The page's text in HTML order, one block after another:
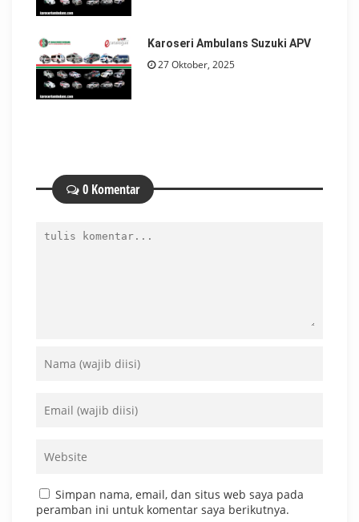
Karoseri Ambulans Suzuki APV
27 Oktober, 2025
0 Komentar
Simpan nama, email, dan situs web saya pada
peramban ini untuk komentar saya berikutnya.